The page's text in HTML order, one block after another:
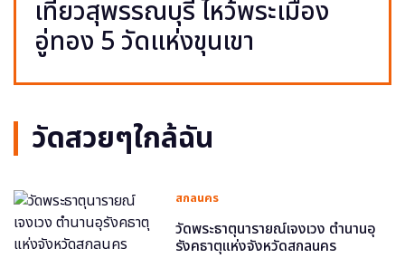
เที่ยวสุพรรณบุรี ไหว้พระเมือง
อู่ทอง 5 วัดแห่งขุนเขา
วัดสวยๆใกล้ฉัน
สกลนคร
วัดพระธาตุนารายณ์เจงเวง ตำนานอุ
รังคธาตุแห่งจังหวัดสกลนคร